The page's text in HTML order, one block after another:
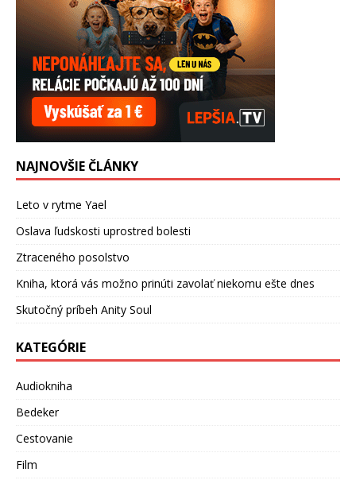
NAJNOVŠIE ČLÁNKY
Leto v rytme Yael
Oslava ľudskosti uprostred bolesti
Ztraceného posolstvo
Kniha, ktorá vás možno prinúti zavolať niekomu ešte dnes
Skutočný príbeh Anity Soul
KATEGÓRIE
Audiokniha
Bedeker
Cestovanie
Film